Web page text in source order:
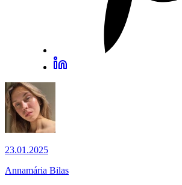
23.01.2025
Annamária Bilas